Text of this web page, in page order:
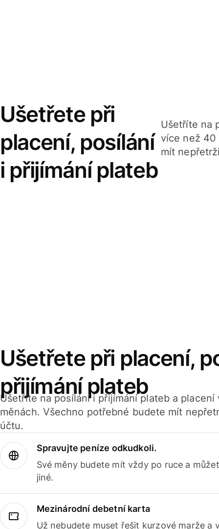
Ušetřete při
placení, posílání
i přijímání plateb
Ušetříte na
více než 40
mít
Ušetřete při placení,
přijímání plateb
Ušetříte na posílání i přijímání plateb a
měnách. Všechno potřebné budete mít
účtu.
Spravujte peníze odkudkoli.
Své měny budete mít vždy po ruce a
jiné.
Mezinárodní debetní karta
Už nebudete muset řešit kurzové marže a